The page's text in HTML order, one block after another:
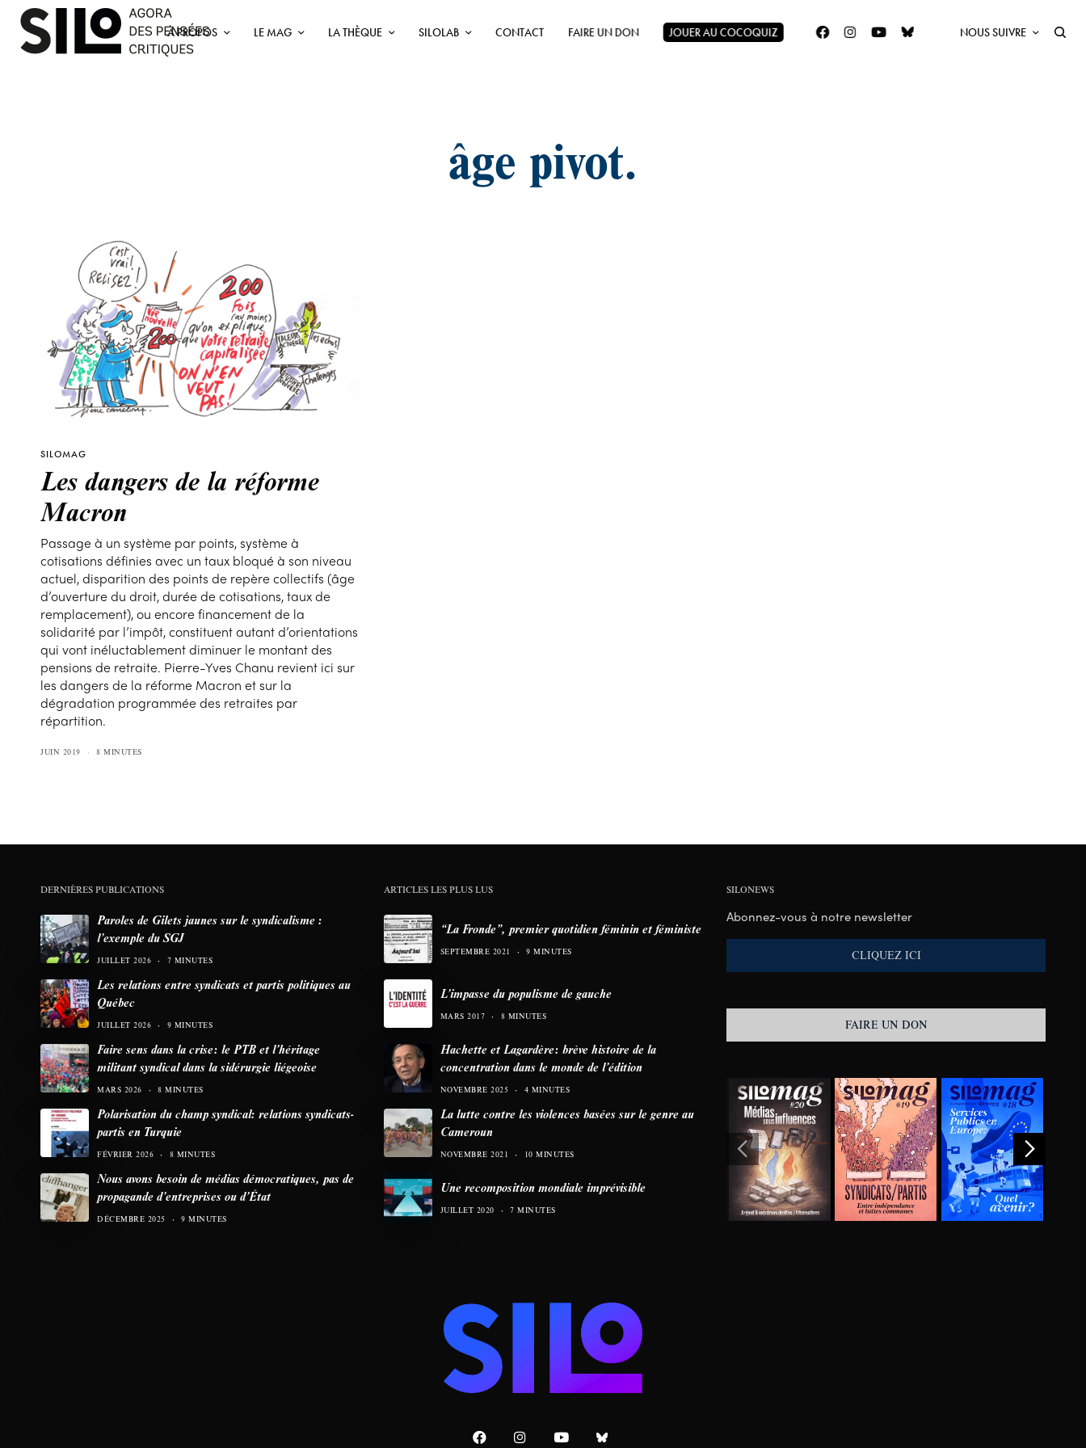
À PROPOS LE MAG LA THÈQUE SILOLAB CONTACT FAIRE UN DON JOUER AU COCOQUIZ NOUS SUIVRE
âge pivot.
SILOMAG
Les dangers de la réforme
Macron
Passage à un système par points, système à
cotisations définies avec un taux bloqué à son niveau
actuel, disparition des points de repère collectifs (âge
d’ouverture du droit, durée de cotisations, taux de
remplacement), ou encore financement de la
solidarité par l’impôt, constituent autant d’orientations
qui vont inéluctablement diminuer le montant des
pensions de retraite. Pierre-Yves Chanu revient ici sur
les dangers de la réforme Macron et sur la
dégradation programmée des retraites par
répartition.
JUIN 2019 8 MINUTES
DERNIÈRES PUBLICATIONS
Paroles de Gilets jaunes sur le syndicalisme :
l’exemple du SGJ
JUILLET 2026 7 MINUTES
Les relations entre syndicats et partis politiques au
Québec
JUILLET 2026 9 MINUTES
Faire sens dans la crise: le PTB et l’héritage
militant syndical dans la sidérurgie liégeoise
MARS 2026 8 MINUTES
Polarisation du champ syndical: relations syndicats-
partis en Turquie
FÉVRIER 2026 8 MINUTES
Nous avons besoin de médias démocratiques, pas de
propagande d’entreprises ou d’État
DÉCEMBRE 2025 9 MINUTES
ARTICLES LES PLUS LUS
“La Fronde”, premier quotidien féminin et féministe
SEPTEMBRE 2021 9 MINUTES
L’impasse du populisme de gauche
MARS 2017 8 MINUTES
Hachette et Lagardère: brève histoire de la
concentration dans le monde de l’édition
NOVEMBRE 2025 4 MINUTES
La lutte contre les violences basées sur le genre au
Cameroun
NOVEMBRE 2021 10 MINUTES
Une recomposition mondiale imprévisible
JUILLET 2020 7 MINUTES
SILONEWS
Abonnez-vous à notre newsletter
CLIQUEZ ICI
FAIRE UN DON